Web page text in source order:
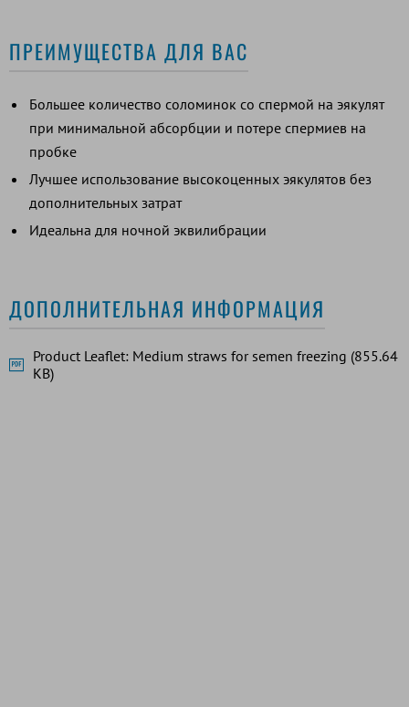
ПРЕИМУЩЕСТВА ДЛЯ ВАС
Большее количество соломинок со спермой на эякулят
при минимальной абсорбции и потере спермиев на
пробке
Лучшее использование высокоценных эякулятов без
дополнительных затрат
Идеальна для ночной эквилибрации
ДОПОЛНИТЕЛЬНАЯ ИНФОРМАЦИЯ
Product Leaflet: Medium straws for semen freezing (855.64
KB)